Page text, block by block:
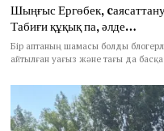
Шыңғыс Ергөбек,
Табиғи құқық па, әлде…
Бір аптаның шамасы болды
айтылған уағыз және тағы да басқа